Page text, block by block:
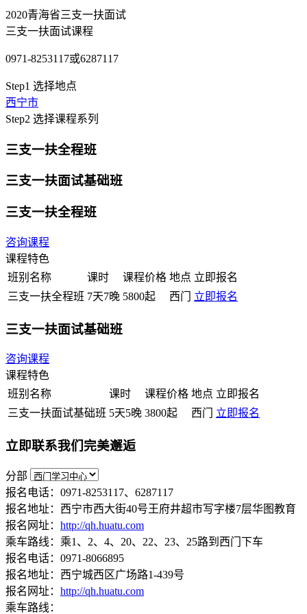
2020青海省三支一扶面试
三支一扶面试课程
0971-8253117或6287117
Step1 选择地点
西宁市
Step2 选择课程系列
三支一扶全程班
三支一扶面试基础班
三支一扶全程班
咨询课程
课程特色
班别名称
课时 课程价格 地点 立即报名
三支一扶全程班 7天7晚 5800起 西门 立即报名
三支一扶面试基础班
咨询课程
课程特色
班别名称
课时 课程价格 地点 立即报名
三支一扶面试基础班 5天5晚 3800起 西门 立即报名
立即联系我们完美邂逅
分部
报名电话：0971-8253117、6287117
报名地址：西宁市西大街40号王府井超市写字楼7层华图教育
报名网址： http://qh.huatu.com
乘车路线：乘1、2、4、20、22、23、25路到西门下车
报名电话：0971-8066895
报名地址：西宁城西区广场路1-439号
报名网址： http://qh.huatu.com
乘车路线：